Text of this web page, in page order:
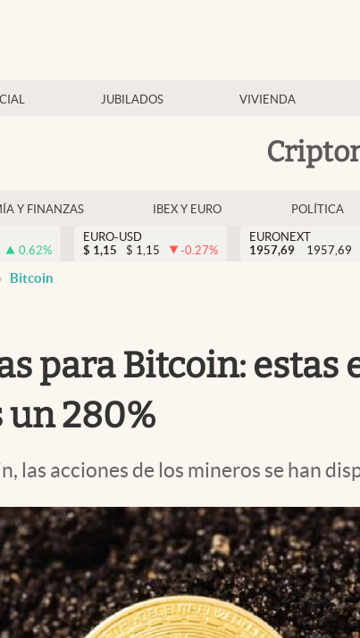
JUBILADOS VIVIENDA
Y FINANZAS IBEX Y EURO POLÍTICA
0.62%
EURO-USD
$ 1,15 $ 1,15 -0.27%
EURONEXT
1957,69
1957,69
Bitcoin
para Bitcoin:
un 280%
las acciones de los mineros se han